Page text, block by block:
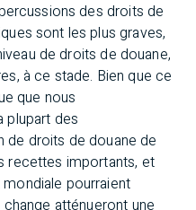
des droits de
sont les plus graves,
de droits de douane,
à ce stade. Bien que ce
que nous
plupart des
de droits de douane de
recettes importants, et
pourraient
atténueront une